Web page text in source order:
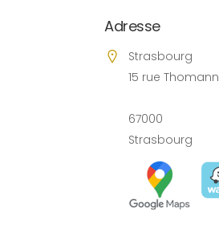
Adresse
Strasbourg
15 rue Thomann
67000
Strasbourg